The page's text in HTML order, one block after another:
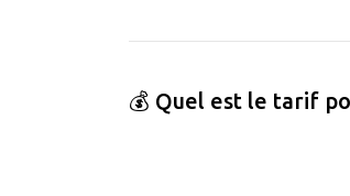
💰 Quel est le tarif